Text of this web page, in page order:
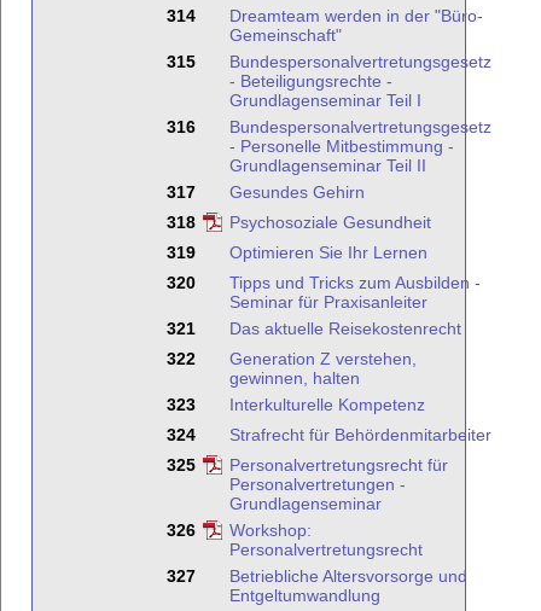
314
Dreamteam werden in der "Büro-
Gemeinschaft"
315
Bundespersonalvertretungsgesetz
- Beteiligungsrechte -
Grundlagenseminar Teil I
316
Bundespersonalvertretungsgesetz
- Personelle Mitbestimmung -
Grundlagenseminar Teil II
317
Gesundes Gehirn
318
Psychosoziale Gesundheit
319
Optimieren Sie Ihr Lernen
320
Tipps und Tricks zum Ausbilden -
Seminar für Praxisanleiter
321
Das aktuelle Reisekostenrecht
322
Generation Z verstehen,
gewinnen, halten
323
Interkulturelle Kompetenz
324
Strafrecht für Behördenmitarbeiter
325
Personalvertretungsrecht für
Personalvertretungen -
Grundlagenseminar
326
Workshop:
Personalvertretungsrecht
327
Betriebliche Altersvorsorge und
Entgeltumwandlung